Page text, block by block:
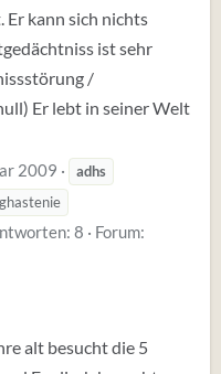
kann sich nichts
ist sehr
/
Er lebt in seiner Welt
2009
adhs
8
Forum:
alt besucht die 5